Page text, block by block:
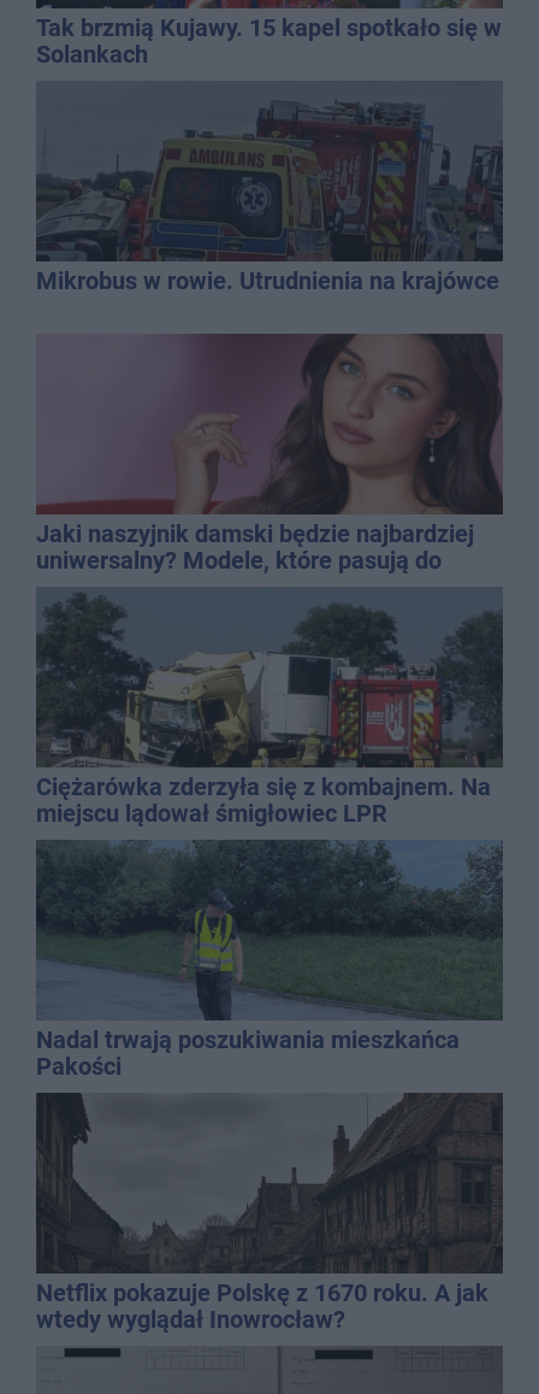
Tak brzmią Kujawy. 15 kapel spotkało się w
Solankach
Mikrobus w rowie. Utrudnienia na krajówce
Jaki naszyjnik damski będzie najbardziej
uniwersalny? Modele, które pasują do
wielu stylizacji
Ciężarówka zderzyła się z kombajnem. Na
miejscu lądował śmigłowiec LPR
Nadal trwają poszukiwania mieszkańca
Pakości
Netflix pokazuje Polskę z 1670 roku. A jak
wtedy wyglądał Inowrocław?